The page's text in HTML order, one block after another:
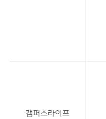
캠퍼스라이프